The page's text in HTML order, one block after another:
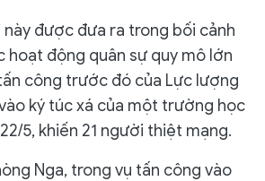
này được đưa ra trong bối cảnh
hoạt động quân sự quy mô lớn
công trước đó của Lực lượng
ký túc xá của một trường học
5, khiến 21 người thiệt mạng.
Nga, trong vụ tấn công vào